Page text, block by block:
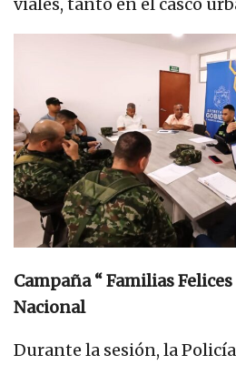
Campaña “ Familias
Nacional
Durante la sesión, la